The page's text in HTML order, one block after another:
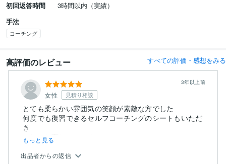
初回返答時間
3時間以内（実績）
手法
コーチング
高評価のレビュー すべての評価・感想をみる
女性 見積り相談
3年以上前
とても柔らかい雰囲気の笑顔が素敵な方でした
何度でも復習できるセルフコーチングのシートもいただ
き
これから変わっていくの...
もっと見る
出品者からの返信